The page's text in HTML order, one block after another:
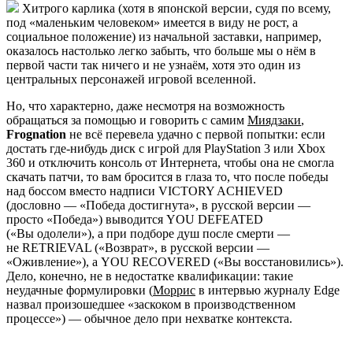
Хитрого карлика (хотя в японской версии, судя по всему,
под «маленьким человеком» имеется в виду не рост, а
социальное положение) из начальной заставки, например,
оказалось настолько легко забыть, что больше мы о нём в
первой части так ничего и не узнаём, хотя это один из
центральных персонажей игровой вселенной.
Но, что характерно, даже несмотря на возможность
обращаться за помощью и говорить с самим Миядзаки,
Frognation не всё перевела удачно с первой попытки: если
достать где-нибудь диск с игрой для PlayStation 3 или Xbox
360 и отключить консоль от Интернета, чтобы она не смогла
скачать патчи, то вам бросится в глаза то, что после победы
над боссом вместо надписи VICTORY ACHIEVED
(дословно — «Победа достигнута», в русской версии —
просто «Победа») выводится YOU DEFEATED
(«Вы одолели»), а при подборе душ после смерти —
не RETRIEVAL («Возврат», в русской версии —
«Оживление»), а YOU RECOVERED («Вы восстановились»).
Дело, конечно, не в недостатке квалификации: такие
неудачные формулировки (Моррис в интервью журналу Edge
назвал произошедшее «заскоком в производственном
процессе») — обычное дело при нехватке контекста.